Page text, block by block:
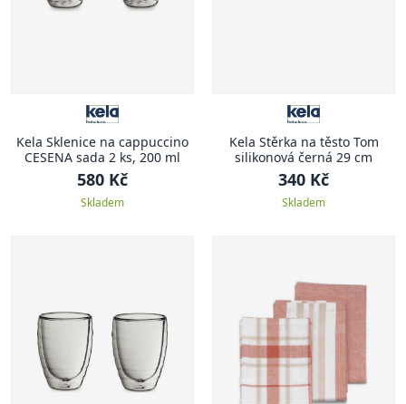
Kela Sklenice na cappuccino
CESENA sada 2 ks, 200 ml
580 Kč
Skladem
Kela Stěrka na těsto Tom
silikonová černá 29 cm
340 Kč
Skladem